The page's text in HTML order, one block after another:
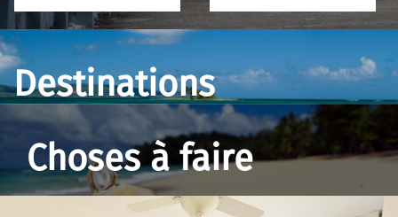
Destinations
Choses à faire